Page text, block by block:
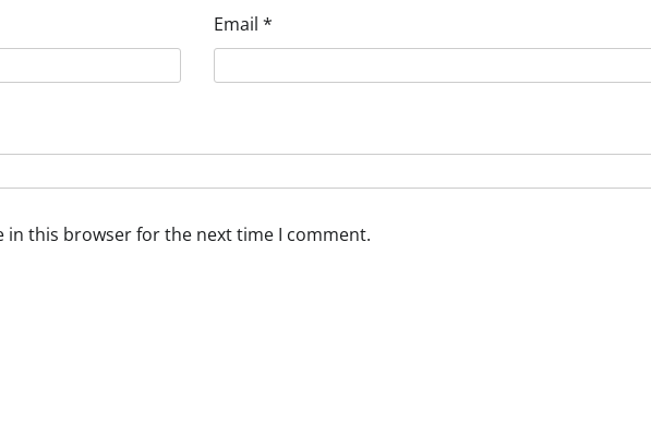
Email *
in this browser for the next time I comment.